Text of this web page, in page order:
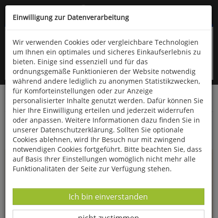
Kompletten Head der Seite überspringen
oder (06766) 9323-960
Startseite Bücher Essen & Trinken
Ibrik
Einwilligung zur Datenverarbeitung
Wir verwenden Cookies oder vergleichbare Technologien
um Ihnen ein optimales und sicheres Einkaufserlebnis zu
bieten. Einige sind essenziell und für das
ordnungsgemäße Funktionieren der Website notwendig
während andere lediglich zu anonymen Statistikzwecken,
für Komforteinstellungen oder zur Anzeige
personalisierter Inhalte genutzt werden. Dafür können Sie
hier Ihre Einwilligung erteilen und jederzeit widerrufen
oder anpassen. Weitere Informationen dazu finden Sie in
unserer Datenschutzerklärung. Sollten Sie optionale
Cookies ablehnen, wird Ihr Besuch nur mit zwingend
notwendigen Cookies fortgeführt. Bitte beachten Sie, dass
auf Basis Ihrer Einstellungen womöglich nicht mehr alle
Funktionalitäten der Seite zur Verfügung stehen.
Datenverarbeitung -
Ich bin einverstanden